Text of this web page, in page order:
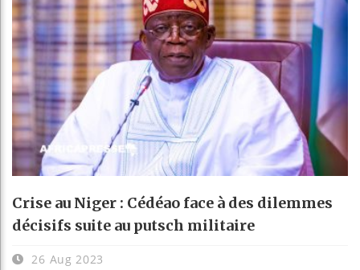
Crise au Niger : Cédéao face à des dilemmes
décisifs suite au putsch militaire
26 Aug 2023